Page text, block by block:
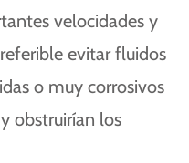
velocidades y
evitar fluidos
o muy corrosivos
obstruirían los